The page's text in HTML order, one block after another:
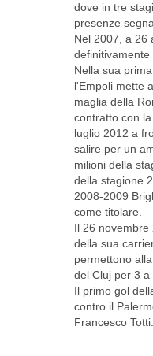
dove in tre
presenze
Nel 2007, a 26
Nella sua
l'Empoli mette
maglia della
contratto con
luglio 2012 a
salire per un
milioni della
della stagione
2008-2009
come titolare.
Il 26
della sua
permettono
del Cluj per 3 a
Il primo gol
contro il
Francesco Totti.